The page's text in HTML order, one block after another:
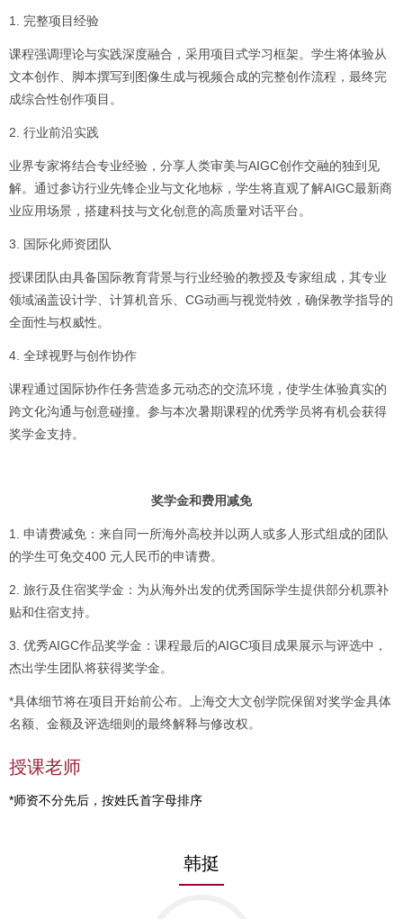
1. 完整项目经验
课程强调理论与实践深度融合，采用项目式学习框架。学生将体验从
文本创作、脚本撰写到图像生成与视频合成的完整创作流程，最终完
成综合性创作项目。
2. 行业前沿实践
业界专家将结合专业经验，分享人类审美与AIGC创作交融的独到见
解。通过参访行业先锋企业与文化地标，学生将直观了解AIGC最新商
业应用场景，搭建科技与文化创意的高质量对话平台。
3. 国际化师资团队
授课团队由具备国际教育背景与行业经验的教授及专家组成，其专业
领域涵盖设计学、计算机音乐、CG动画与视觉特效，确保教学指导的
全面性与权威性。
4. 全球视野与创作协作
课程通过国际协作任务营造多元动态的交流环境，使学生体验真实的
跨文化沟通与创意碰撞。参与本次暑期课程的优秀学员将有机会获得
奖学金支持。
奖学金和费用减免
1. 申请费减免：来自同一所海外高校并以两人或多人形式组成的团队
的学生可免交400 元人民币的申请费。
2. 旅行及住宿奖学金：为从海外出发的优秀国际学生提供部分机票补
贴和住宿支持。
3. 优秀AIGC作品奖学金：课程最后的AIGC项目成果展示与评选中，
杰出学生团队将获得奖学金。
*具体细节将在项目开始前公布。上海交大文创学院保留对奖学金具体
名额、金额及评选细则的最终解释与修改权。
授课老师
*师资不分先后，按姓氏首字母排序
韩挺